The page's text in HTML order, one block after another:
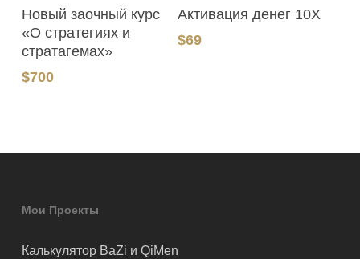
В Корзину
Новый заочный курс
«О стратегиях и
стратагемах»
$700
Активация денег 10Х
$69
Мои Проекты
Калькулятор BaZi и QiMen